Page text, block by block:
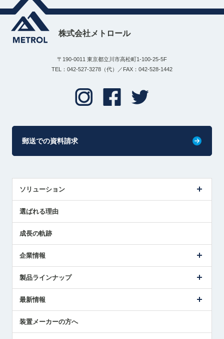
株式会社メトロール
〒190-0011 東京都立川市高松町1-100-25-5F
TEL：042-527-3278（代）／FAX：042-528-1442
郵送での資料請求
ソリューション
解決策提案
選ばれる理由
成長の軌跡
企業情報
ごあいさつ
受賞履歴
採用情報
国/地域/言語
製品ラインナップ
ツールセッタ製品
エアマイクロセンサ製品
最新情報
メトロールの技術
装置メーカーの方へ